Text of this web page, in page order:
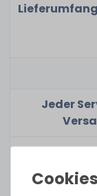
Jeder
Docs